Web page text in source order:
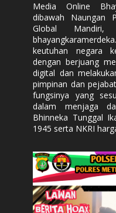
Media Online
dibawah Naungan
Global
keutuhan negara
dengan berjuang
digital dan
pimpinan dan
fungsinya yang
dalam menjaga
Bhinneka Tunggal
1945 serta NKRI